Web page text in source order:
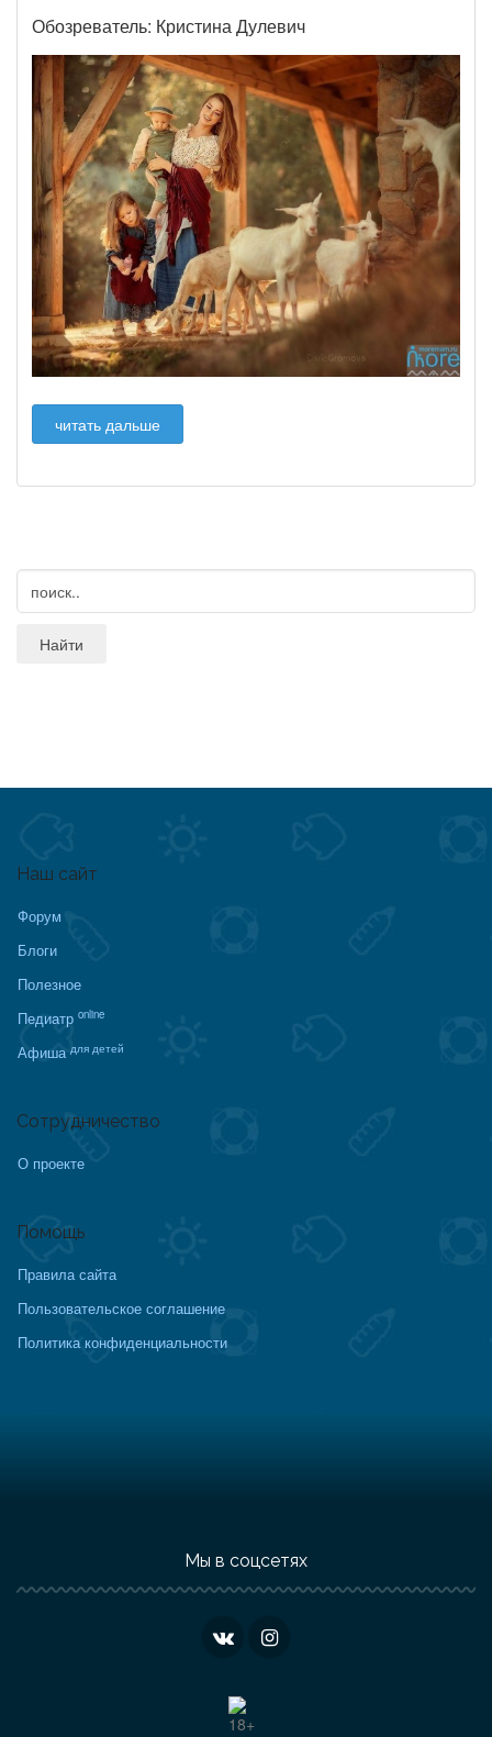
Обозреватель: Кристина Дулевич
читать дальше
Наш сайт
Форум
Блоги
Полезное
Педиатр online
Афиша для детей
Сотрудничество
О проекте
Помощь
Правила сайта
Пользовательское соглашение
Политика конфиденциальности
Мы в соцсетях